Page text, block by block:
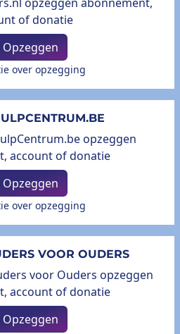
Opzeggen
over opzegging
Opzeggen
over opzegging
VOOR OUDERS
Opzeggen